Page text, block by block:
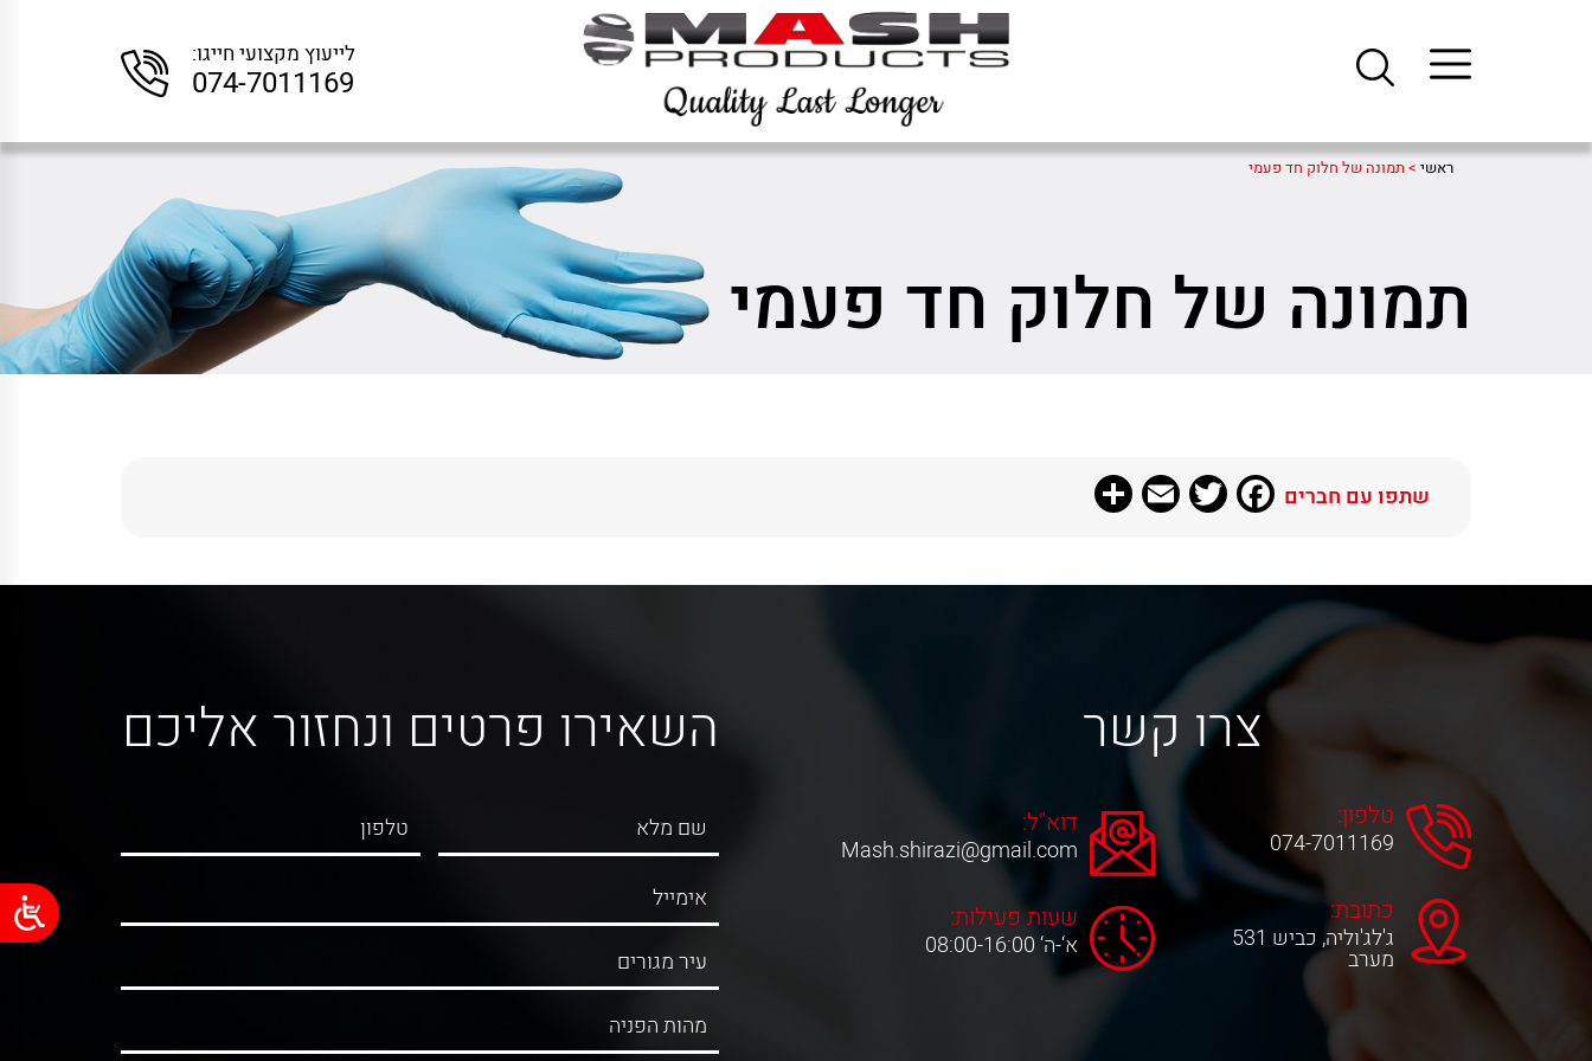
לייעוץ מקצועי חייגו:
074-7011169
ראשי >תמונה של חלוק חד פעמי
תמונה של חלוק חד פעמי
שתפו עם חברים Facebook
Twitter
Email
צרו קשר
טלפון:
074-7011169
כתובת:
ג'לג'וליה, כביש 531
מערב
דוא"ל:
Mash.shirazi@gmail.com
שעות פעילות:
א‘-ה‘ 08:00-16:00
השאירו פרטים ונחזור אליכם